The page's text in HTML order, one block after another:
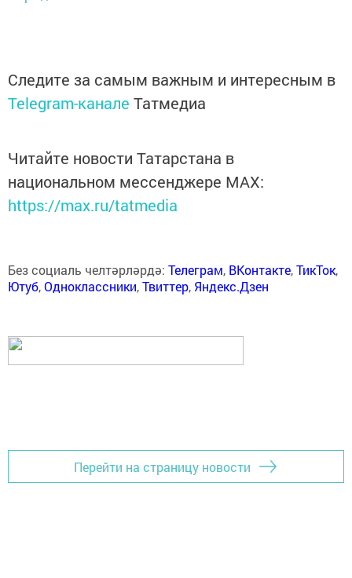
Следите за самым важным и интересным в
Telegram-канале Татмедиа
Читайте новости Татарстана в
национальном мессенджере MАХ:
https://max.ru/tatmedia
Без социаль челтәрләрдә: Телеграм, ВКонтакте,ТикТок,
Ютуб,Одноклассники,Твиттер, Яндекс.Дзен
Перейти на страницу новости